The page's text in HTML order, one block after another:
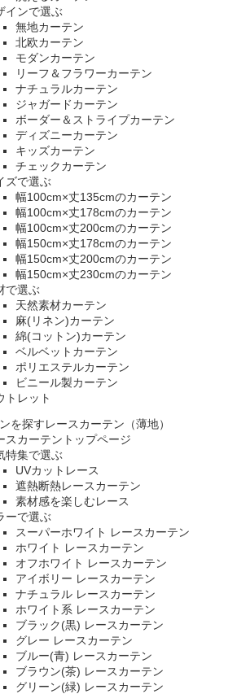
インで選ぶ
無地カーテン
北欧カーテン
モダンカーテン
リーフ＆フラワーカーテン
ナチュラルカーテン
ジャガードカーテン
ボーダー＆ストライプカーテン
ディズニーカーテン
キッズカーテン
チェックカーテン
ズで選ぶ
幅100cm×丈135cmのカーテン
幅100cm×丈178cmのカーテン
幅100cm×丈200cmのカーテン
幅150cm×丈178cmのカーテン
幅150cm×丈200cmのカーテン
幅150cm×丈230cmのカーテン
で選ぶ
天然素材カーテン
麻(リネン)カーテン
綿(コットン)カーテン
ベルベットカーテン
ポリエステルカーテン
ビニール製カーテン
トレット
レースカーテン（薄地）
スカーテントップページ
特集で選ぶ
UVカットレース
遮熱断熱レースカーテン
素材感を楽しむレース
ーで選ぶ
スーパーホワイト レースカーテン
ホワイト レースカーテン
オフホワイト レースカーテン
アイボリー レースカーテン
ナチュラル レースカーテン
ホワイト系 レースカーテン
ブラック(黒) レースカーテン
グレー レースカーテン
ブルー(青) レースカーテン
ブラウン(茶) レースカーテン
グリーン(緑) レースカーテン